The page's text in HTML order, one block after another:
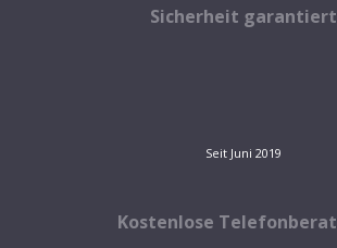
Kostenlose
Sicherheit garantiert
Seit Juni 2019